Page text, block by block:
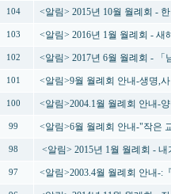
104 <알림> 2015년 10월 월례회 -
103 <알림> 2016년 1월 월례회 - 새
102 <알림> 2017년 6월 월례회 -
101 <알림>9월 월례회 안내-생명,
100 <알림>2004.1월 월례회 안내-
99 <알림>6월 월례회 안내-"작은
98 <알림> 2015년 1월 월례회 -
97 <알림>2003.4월 월례회 안내-: